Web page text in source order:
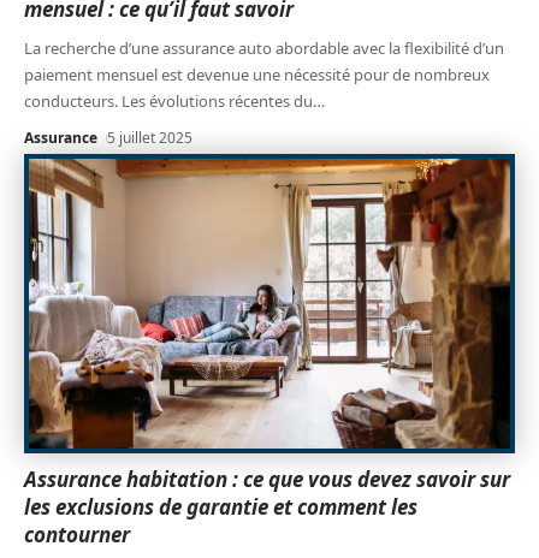
mensuel : ce qu’il faut savoir
La recherche d’une assurance auto abordable avec la flexibilité d’un
paiement mensuel est devenue une nécessité pour de nombreux
conducteurs. Les évolutions récentes du…
Assurance 5 juillet 2025
Assurance habitation : ce que vous devez savoir sur
les exclusions de garantie et comment les
contourner